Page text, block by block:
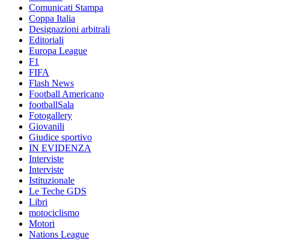
Comunicati Stampa
Coppa Italia
Designazioni arbitrali
Editoriali
Europa League
F1
FIFA
Flash News
Football Americano
footballSala
Fotogallery
Giovanili
Giudice sportivo
IN EVIDENZA
Interviste
Interviste
Istituzionale
Le Teche GDS
Libri
motociclismo
Motori
Nations League